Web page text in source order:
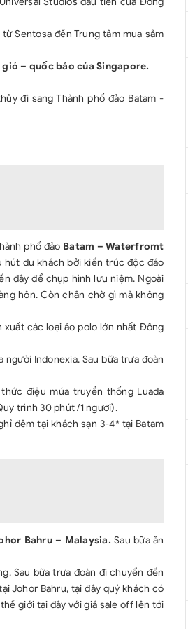
từ Sentosa đến Trung tâm mua sắm
– quốc bảo của Singapore.
đi sang Thành phố đảo Batam -
phố đảo Batam – Waterfromt
hút du khách bởi kiến trúc độc đáo
đây để chụp hình lưu niệm. Ngoài
hôn. Còn chần chờ gì mà không
xuất các loại áo polo lớn nhất Đông
Indonexia. Sau bữa trưa đoàn
điệu múa truyền thống Luada
trình 30 phút /1 ngươi).
đêm tại khách sạn 3-4* tại Batam
Bahru – Malaysia.Sau bữa ăn
Sau bữa trưa đoàn đi chuyển đến
Johor Bahru, tại đây quý khách có
giới tại đây với giá sale off lên tới